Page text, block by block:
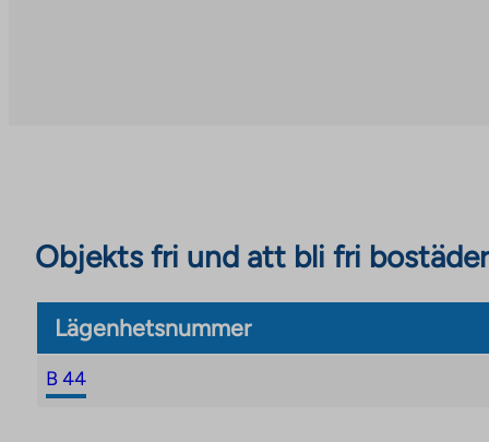
Objekts fri und att bli fri bostäder
Lägenhetsnummer
B 44